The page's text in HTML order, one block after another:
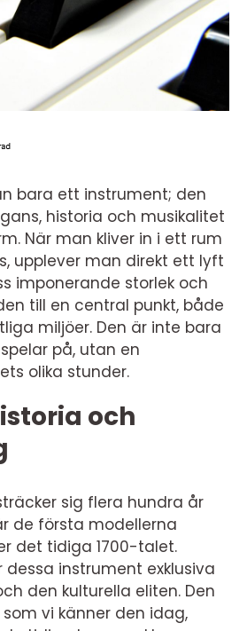
bara ett instrument; den
historia och musikalitet
När man kliver in i ett rum
upplever man direkt ett lyft
imponerande storlek och
till en central punkt, både
miljöer. Den är inte bara
på, utan en
olika stunder.
och
sig flera hundra år
de första modellerna
det tidiga 1700-talet.
dessa instrument exklusiva
den kulturella eliten. Den
vi känner den idag,